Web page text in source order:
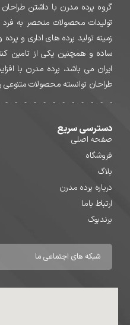
گروه پرده مدرن با داشتن
تولیدات محصولات منحصر به
زمینه تولید پرده های اداری و
ساده و همچنین یکی از تامین
ایران می باشد، پرده مدرن با
طراحان توانسته محصولات متنوعی را
دسترسی سریع
صفحه اصلی
فروشگاه
بلاگ
درباره پرده مدرن
ارتباط باما
برندبوک